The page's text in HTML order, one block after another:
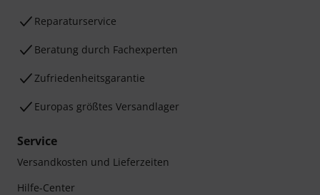
Reparaturservice
Beratung durch Fachexperten
Zufriedenheitsgarantie
Europas größtes Versandlager
Service
Versandkosten und Lieferzeiten
Hilfe-Center